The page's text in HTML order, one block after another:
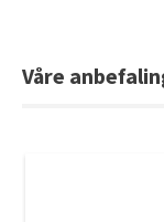
Våre